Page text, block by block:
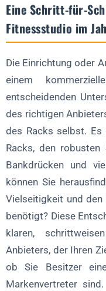
Ihr Weg zum perfekten
FAQ: Ihre Fragen zur
Auf welche
Wie überprüfe ich die
Lieferanten?
Eine Schritt-für-
Fitnessstudio im
Die Einrichtung oder
einem
entscheidenden
des richtigen
des Racks selbst.
Racks, den robusten
Bankdrücken und
können Sie
Vielseitigkeit und
benötigt? Diese
klaren,
Anbieters, der Ihren
ob Sie Besitzer
Markenvertreter